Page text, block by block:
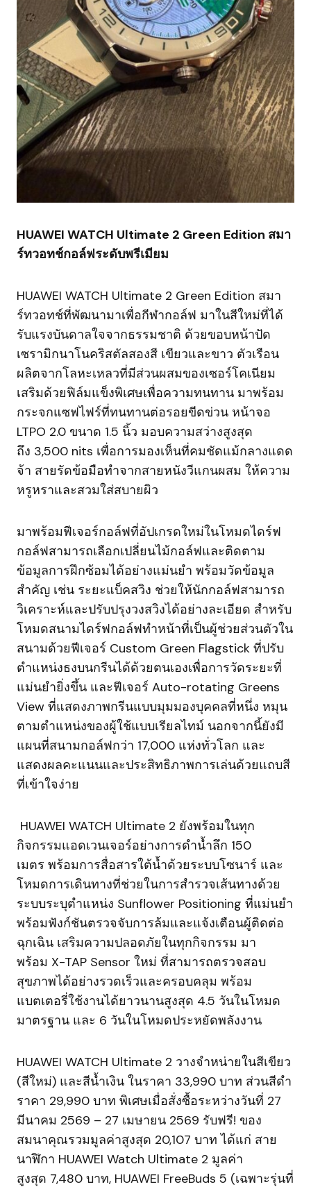
HUAWEI WATCH Ultimate 2 Green Edition สมา
ร์ทวอทช์กอล์ฟระดับพรีเมียม
HUAWEI WATCH Ultimate 2 Green Edition สมา
ร์ทวอทช์ที่พัฒนามาเพื่อกีฬากอล์ฟ มาในสีใหม่ที่ได้
รับแรงบันดาลใจจากธรรมชาติ ด้วยขอบหน้าปัด
เซรามิกนาโนคริสตัลสองสี เขียวและขาว ตัวเรือน
ผลิตจากโลหะเหลวที่มีส่วนผสมของเซอร์โคเนียม
เสริมด้วยฟิล์มแข็งพิเศษเพื่อความทนทาน มาพร้อม
กระจกแซฟไฟร์ที่ทนทานต่อรอยขีดข่วน หน้าจอ
LTPO 2.0 ขนาด 1.5 นิ้ว มอบความสว่างสูงสุด
ถึง 3,500 nits เพื่อการมองเห็นที่คมชัดแม้กลางแดด
จ้า สายรัดข้อมือทำจากสายหนังวีแกนผสม ให้ความ
หรูหราและสวมใส่สบายผิว
มาพร้อมฟีเจอร์กอล์ฟที่อัปเกรดใหม่ในโหมดไดร์ฟ
กอล์ฟสามารถเลือกเปลี่ยนไม้กอล์ฟและติดตาม
ข้อมูลการฝึกซ้อมได้อย่างแม่นยำ พร้อมวัดข้อมูล
สำคัญ เช่น ระยะแบ็คสวิง ช่วยให้นักกอล์ฟสามารถ
วิเคราะห์และปรับปรุงวงสวิงได้อย่างละเอียด สำหรับ
โหมดสนามไดร์ฟกอล์ฟทำหน้าที่เป็นผู้ช่วยส่วนตัวใน
สนามด้วยฟีเจอร์ Custom Green Flagstick ที่ปรับ
ตำแหน่งธงบนกรีนได้ด้วยตนเองเพื่อการวัดระยะที่
แม่นยำยิ่งขึ้น และฟีเจอร์ Auto-rotating Greens
View ที่แสดงภาพกรีนแบบมุมมองบุคคลที่หนึ่ง หมุน
ตามตำแหน่งของผู้ใช้แบบเรียลไทม์ นอกจากนี้ยังมี
แผนที่สนามกอล์ฟกว่า 17,000 แห่งทั่วโลก และ
แสดงผลคะแนนและประสิทธิภาพการเล่นด้วยแถบสี
ที่เข้าใจง่าย
HUAWEI WATCH Ultimate 2 ยังพร้อมในทุก
กิจกรรมแอดเวนเจอร์อย่างการดำน้ำลึก 150
เมตร พร้อมการสื่อสารใต้น้ำด้วยระบบโซนาร์ และ
โหมดการเดินทางที่ช่วยในการสำรวจเส้นทางด้วย
ระบบระบุตำแหน่ง Sunflower Positioning ที่แม่นยำ
พร้อมฟังก์ชันตรวจจับการล้มและแจ้งเตือนผู้ติดต่อ
ฉุกเฉิน เสริมความปลอดภัยในทุกกิจกรรม มา
พร้อม X-TAP Sensor ใหม่ ที่สามารถตรวจสอบ
สุขภาพได้อย่างรวดเร็วและครอบคลุม พร้อม
แบตเตอรี่ใช้งานได้ยาวนานสูงสุด 4.5 วันในโหมด
มาตรฐาน และ 6 วันในโหมดประหยัดพลังงาน
HUAWEI WATCH Ultimate 2 วางจำหน่ายในสีเขียว
(สีใหม่) และสีน้ำเงิน ในราคา 33,990 บาท ส่วนสีดำ
ราคา 29,990 บาท พิเศษเมื่อสั่งซื้อระหว่างวันที่ 27
มีนาคม 2569 – 27 เมษายน 2569 รับฟรี! ของ
สมนาคุณรวมมูลค่าสูงสุด 20,107 บาท ได้แก่ สาย
นาฬิกา HUAWEI Watch Ultimate 2 มูลค่า
สูงสุด 7,480 บาท, HUAWEI FreeBuds 5 (เฉพาะรุ่นที่